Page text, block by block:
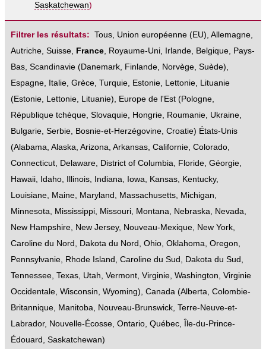
Saskatchewan)
Filtrer les résultats: Tous, Union européenne (EU), Allemagne,
Autriche, Suisse, France, Royaume-Uni, Irlande, Belgique, Pays-
Bas, Scandinavie (Danemark, Finlande, Norvège, Suède),
Espagne, Italie, Grèce, Turquie, Estonie, Lettonie, Lituanie
(Estonie, Lettonie, Lituanie), Europe de l'Est (Pologne,
République tchèque, Slovaquie, Hongrie, Roumanie, Ukraine,
Bulgarie, Serbie, Bosnie-et-Herzégovine, Croatie) États-Unis
(Alabama, Alaska, Arizona, Arkansas, Californie, Colorado,
Connecticut, Delaware, District of Columbia, Floride, Géorgie,
Hawaii, Idaho, Illinois, Indiana, Iowa, Kansas, Kentucky,
Louisiane, Maine, Maryland , Massachusetts, Michigan,
Minnesota, Mississippi, Missouri, Montana, Nebraska, Nevada,
New Hampshire, New Jersey, Nouveau-Mexique, New York,
Caroline du Nord , Dakota du Nord , Ohio, Oklahoma, Oregon,
Pennsylvanie, Rhode Island , Caroline du Sud , Dakota du Sud ,
Tennessee, Texas, Utah, Vermont, Virginie, Washington, Virginie
Occidentale, Wisconsin, Wyoming), Canada (Alberta, Colombie-
Britannique, Manitoba, Nouveau-Brunswick, Terre-Neuve-et-
Labrador, Nouvelle-Écosse, Ontario, Québec,
Île-du-Prince-
Édouard , Saskatchewan)